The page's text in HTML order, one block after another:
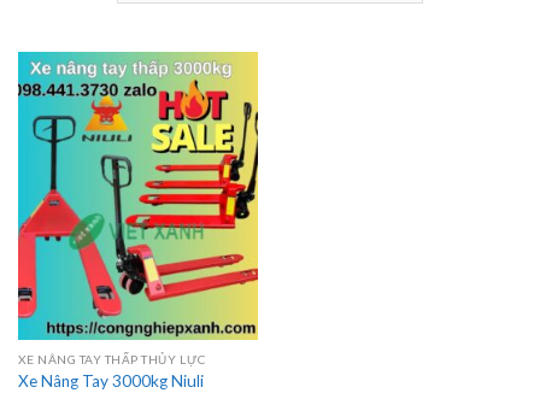
XE NÂNG TAY THẤP THỦY LỰC
Xe Nâng Tay 3000kg Niuli